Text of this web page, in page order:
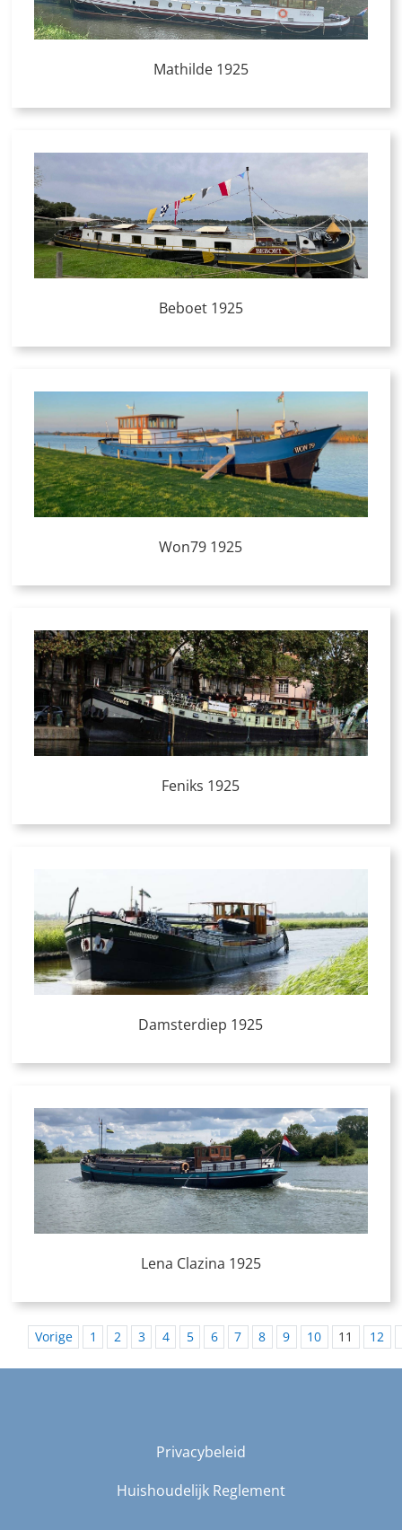
Mathilde 1925
Beboet 1925
Won79 1925
Feniks 1925
Damsterdiep 1925
Lena Clazina 1925
Vorige 1 2 3 4 5 6 7 8 9 10 11 12
Privacybeleid
Huishoudelijk Reglement